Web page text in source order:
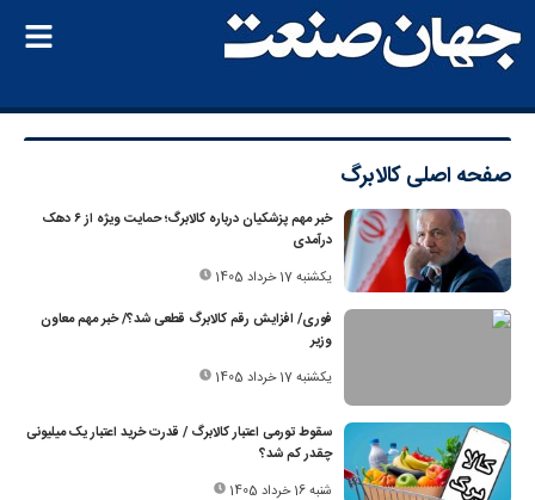
صفحه اصلیکالابرگ
خبر مهم پزشکیان درباره کالابرگ؛ حمایت ویژه از ۶ دهک
درآمدی
یکشنبه 17 خرداد 1405
فوری/ افزایش رقم کالابرگ قطعی شد؟/ خبر مهم معاون
وزیر
یکشنبه 17 خرداد 1405
سقوط تورمی اعتبار کالابرگ / قدرت خرید اعتبار یک میلیونی
چقدر کم شد؟
شنبه 16 خرداد 1405